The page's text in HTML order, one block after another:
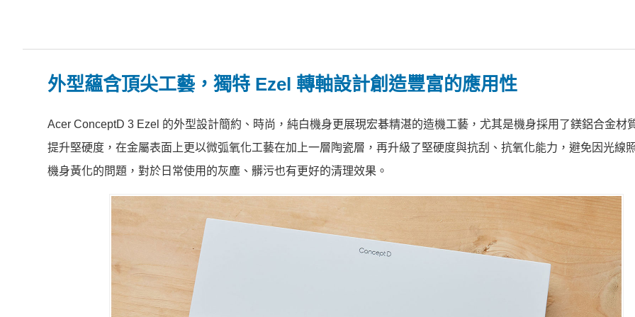
外型蘊含頂尖工藝，獨特 Ezel 轉軸設計創造豐富的應用性
Acer ConceptD 3 Ezel 的外型設計簡約、時尚，純白機身更展現宏碁精湛的造機工藝，尤其是機身採用了鎂鋁合金材
提升堅硬度，在金屬表面上更以微弧氧化工藝在加上一層陶瓷層，再升級了堅硬度與抗刮、抗氧化能力，避免因光線
機身黃化的問題，對於日常使用的灰塵、髒污也有更好的清理效果。